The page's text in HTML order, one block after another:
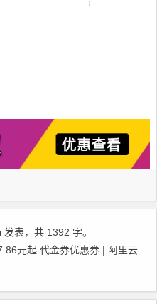
发表，共 1392 字。
元起 代金券优惠券 | 阿里云